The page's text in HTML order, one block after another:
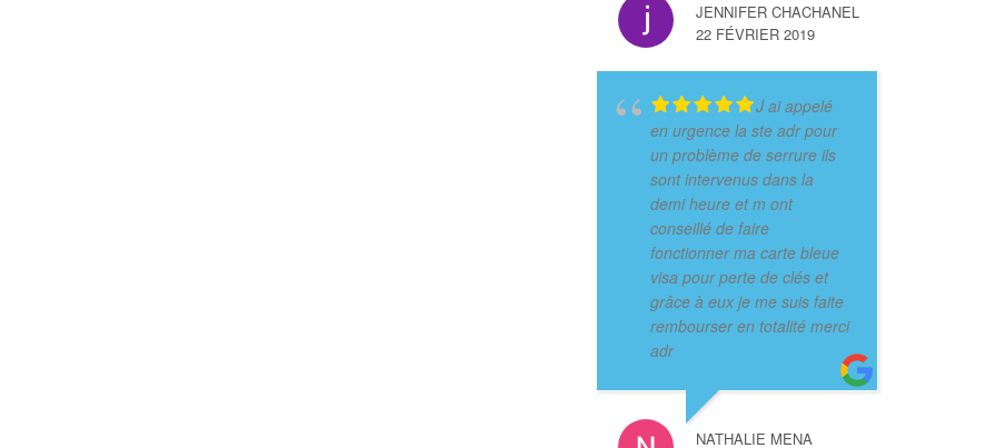
JENNIFER CHACHANEL
22 FÉVRIER 2019
J ai appelé
en urgence la ste adr pour
un problème de serrure ils
sont intervenus dans la
demi heure et m ont
conseillé de faire
fonctionner ma carte bleue
visa pour perte de clés et
grâce à eux je me suis faite
rembourser en totalité merci
adr
NATHALIE MENA